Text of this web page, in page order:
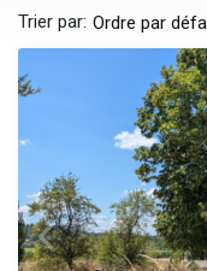
Trier par: Ordre par